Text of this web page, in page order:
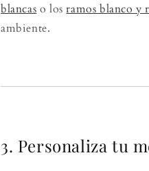
blancas o losramos blanco y
ambiente.
3. Personaliza tu